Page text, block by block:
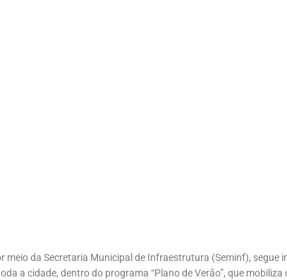
meio da Secretaria Municipal de Infraestrutura (Seminf), segue
a cidade, dentro do programa “Plano de Verão”, que